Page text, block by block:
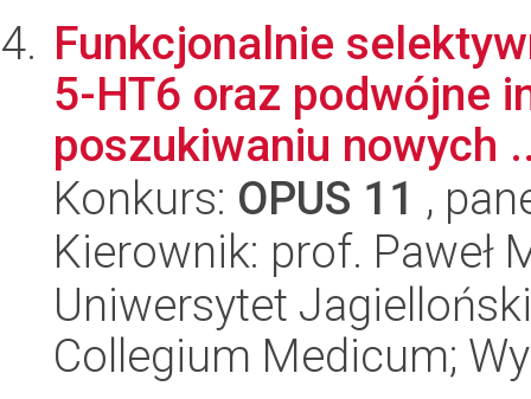
Funkcjonalnie
5-HT6 oraz podwójne
poszukiwaniu nowych
Konkurs: OPUS 11 ,
Kierownik: prof. Paweł
Uniwersytet
Collegium Medicum;